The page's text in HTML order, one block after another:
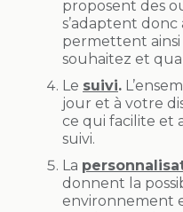
proposent des
s’adaptent donc
permettent ainsi
souhaitez et
Le suivi.
jour et à votre
ce qui facilite et
suivi.
La
donnent la
environnement